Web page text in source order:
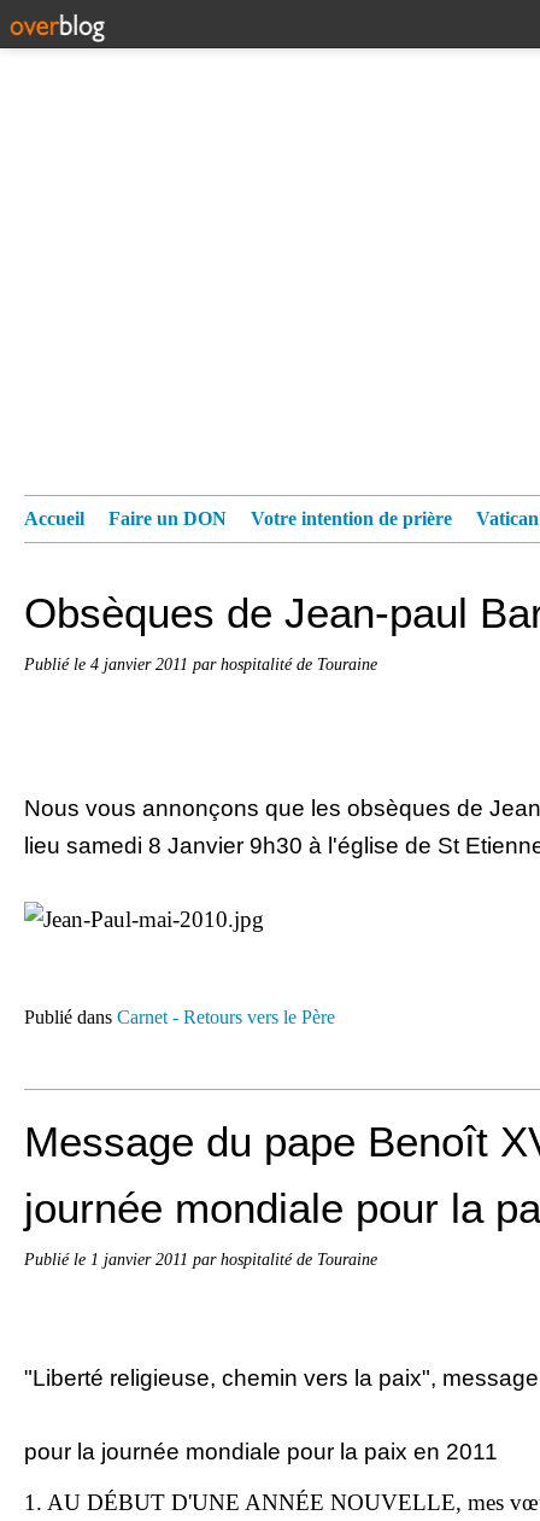
Accueil Faire un DON Votre intention de prière
Obsèques de Jean-paul
Publié le 4 janvier 2011 par hospitalité de Touraine
Nous vous annonçons que les obsèques de
lieu samedi 8 Janvier 9h30 à l'église de St
Publié dans Carnet - Retours vers le Père
Message du pape Benoît
journée mondiale pour la
Publié le 1 janvier 2011 par hospitalité de Touraine
"Liberté religieuse, chemin vers la paix",
pour la journée mondiale pour la paix en 2011
1. AU DÉBUT D'UNE ANNÉE NOUVELLE, mes